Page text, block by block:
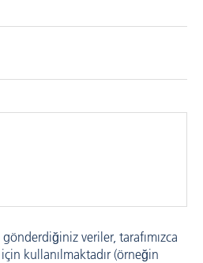
veriler, tarafımızca
kullanılmaktadır (örneğin